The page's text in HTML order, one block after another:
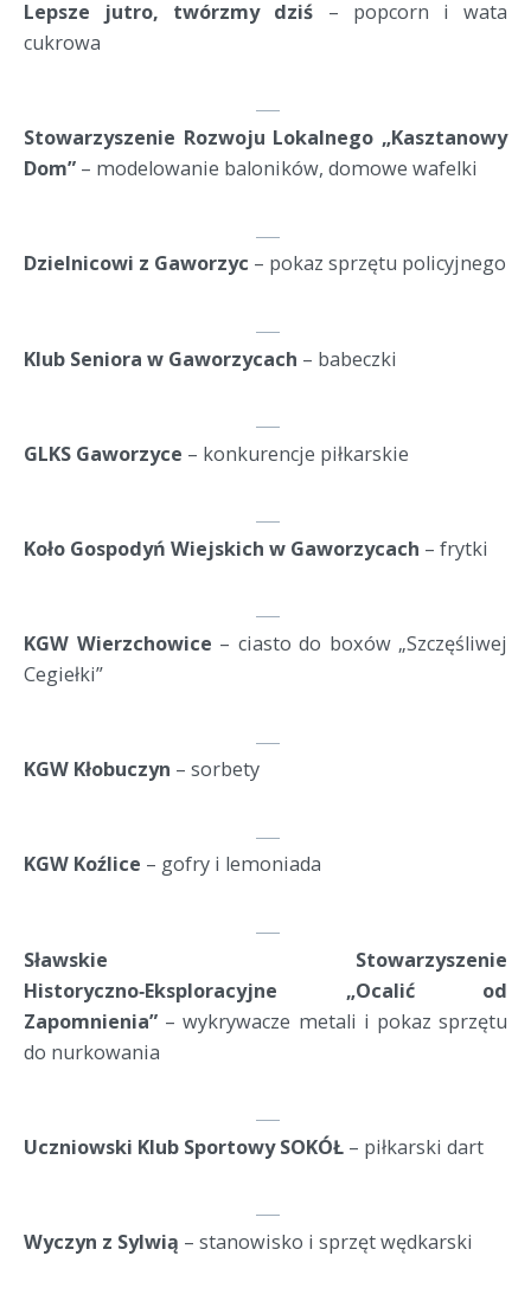
Lepsze jutro, twórzmy dziś – popcorn i wata
cukrowa
Stowarzyszenie Rozwoju Lokalnego „Kasztanowy
Dom” – modelowanie baloników, domowe wafelki
Dzielnicowi z Gaworzyc – pokaz sprzętu policyjnego
Klub Seniora w Gaworzycach – babeczki
GLKS Gaworzyce – konkurencje piłkarskie
Koło Gospodyń Wiejskich w Gaworzycach – frytki
KGW Wierzchowice – ciasto do boxów „Szczęśliwej
Cegiełki”
KGW Kłobuczyn – sorbety
KGW Koźlice – gofry i lemoniada
Sławskie Stowarzyszenie
Historyczno‑Eksploracyjne „Ocalić od
Zapomnienia” – wykrywacze metali i pokaz sprzętu
do nurkowania
Uczniowski Klub Sportowy SOKÓŁ – piłkarski dart
Wyczyn z Sylwią – stanowisko i sprzęt wędkarski